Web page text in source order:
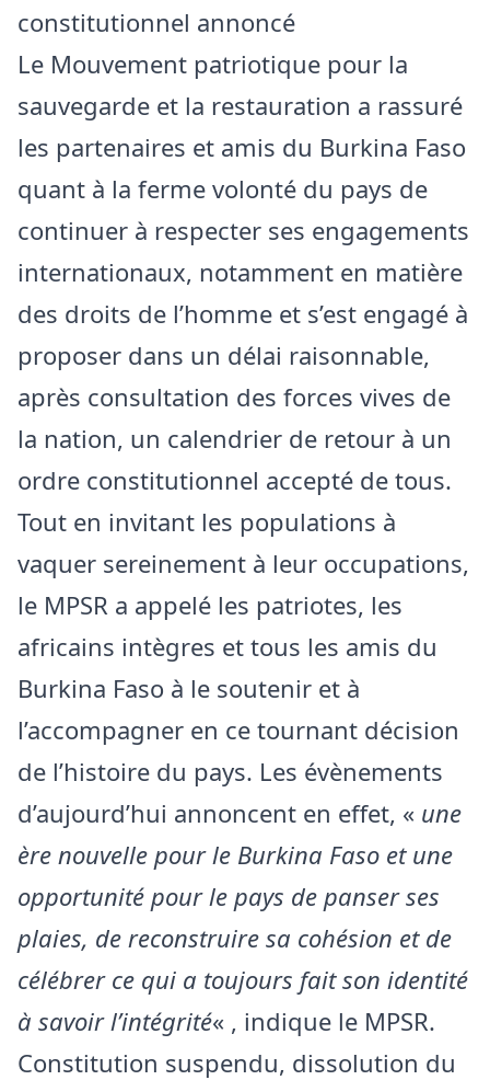
constitutionnel annoncé
Le Mouvement patriotique pour la
sauvegarde et la restauration a rassuré
les partenaires et amis du Burkina Faso
quant à la ferme volonté du pays de
continuer à respecter ses engagements
internationaux, notamment en matière
des droits de l’homme et s’est engagé à
proposer dans un délai raisonnable,
après consultation des forces vives de
la nation, un calendrier de retour à un
ordre constitutionnel accepté de tous.
Tout en invitant les populations à
vaquer sereinement à leur occupations,
le MPSR a appelé les patriotes, les
africains intègres et tous les amis du
Burkina Faso à le soutenir et à
l’accompagner en ce tournant décision
de l’histoire du pays. Les évènements
d’aujourd’hui annoncent en effet, « une
ère nouvelle pour le Burkina Faso et une
opportunité pour le pays de panser ses
plaies, de reconstruire sa cohésion et de
célébrer ce qui a toujours fait son identité
à savoir l’intégrité« , indique le MPSR.
Constitution suspendu, dissolution du